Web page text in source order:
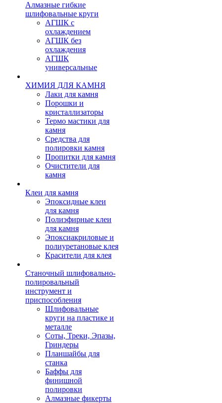
Алмазные гибкие
шлифовальные круги
АГШК с
охлаждением
АГШК без
охлаждения
АГШК
универсальные
ХИМИЯ ДЛЯ КАМНЯ
Лаки для камня
Порошки и
кристаллизаторы
Термо мастики для
камня
Средства для
полировки камня
Пропитки для камня
Очистители для
камня
Клеи для камня
Эпоксидные клеи
для камня
Полиэфирные клеи
для камня
Эпоксиакриловые и
полиуретановые клея
Красители для клея
Станочный шлифовально-
полировальный
инструмент и
приспособления
Шлифовальные
круги на пластике и
металле
Соты, Треки, Эпазы,
Гриндеры
Планшайбы для
станка
Баффы для
финишной
полировки
Алмазные фикерты